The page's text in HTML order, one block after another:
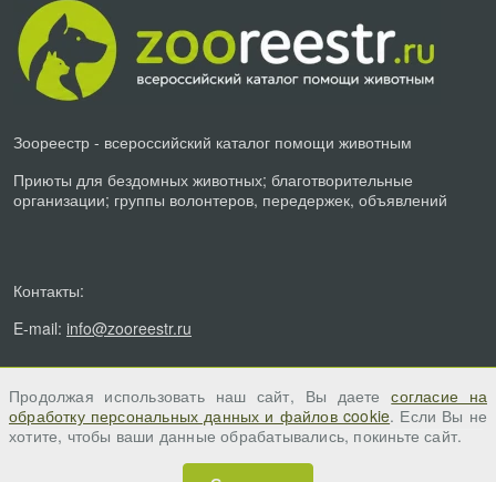
Зоореестр - всероссийский каталог помощи животным
Приюты для бездомных животных; благотворительные
организации; группы волонтеров, передержек, объявлений
Контакты:
E-mail: info@zooreestr.ru
Продолжая использовать наш сайт, Вы даетесогласие на
обработку персональных данных и файлов cookie. Если Вы не
хотите, чтобы ваши данные обрабатывались, покиньте сайт.